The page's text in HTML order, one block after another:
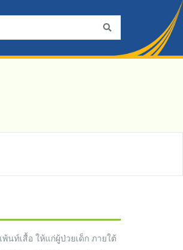
นท์เสื้อ ให้แก่ผู้ป่วยเด็ก ภายใต้